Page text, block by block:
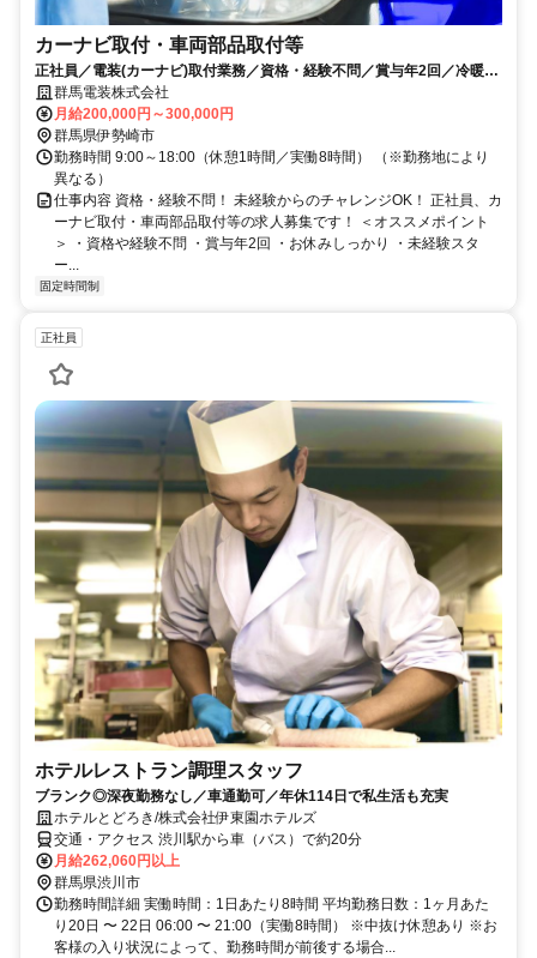
カーナビ取付・車両部品取付等
正社員／電装(カーナビ)取付業務／資格・経験不問／賞与年2回／冷暖房
完備／各種手当有
群馬電装株式会社
月給200,000円～300,000円
群馬県伊勢崎市
勤務時間 9:00～18:00（休憩1時間／実働8時間） （※勤務地により
異なる）
仕事内容 資格・経験不問！ 未経験からのチャレンジOK！ 正社員、カ
ーナビ取付・車両部品取付等の求人募集です！ ＜オススメポイント
＞ ・資格や経験不問 ・賞与年2回 ・お休みしっかり ・未経験スタ
ー...
固定時間制
正社員
ホテルレストラン調理スタッフ
ブランク◎深夜勤務なし／車通勤可／年休114日で私生活も充実
ホテルとどろき/株式会社伊東園ホテルズ
交通・アクセス 渋川駅から車（バス）で約20分
月給262,060円以上
群馬県渋川市
勤務時間詳細 実働時間：1日あたり8時間 平均勤務日数：1ヶ月あた
り20日 〜 22日 06:00 〜 21:00（実働8時間） ※中抜け休憩あり ※お
客様の入り状況によって、勤務時間が前後する場合...